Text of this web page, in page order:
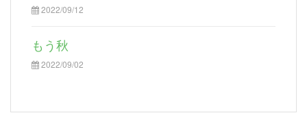
2022/09/12
もう秋
2022/09/02